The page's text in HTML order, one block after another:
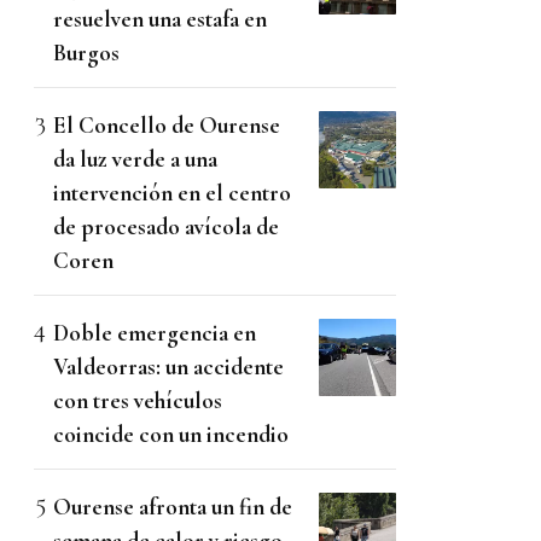
resuelven una estafa en
Burgos
El Concello de Ourense
da luz verde a una
intervención en el centro
de procesado avícola de
Coren
Doble emergencia en
Valdeorras: un accidente
con tres vehículos
coincide con un incendio
Ourense afronta un fin de